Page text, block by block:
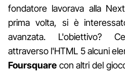
fondatore lavorava alla
prima volta, si è
avanzata. L'obiettivo?
attraverso l'HTML 5 alcuni
Foursquare con altri del